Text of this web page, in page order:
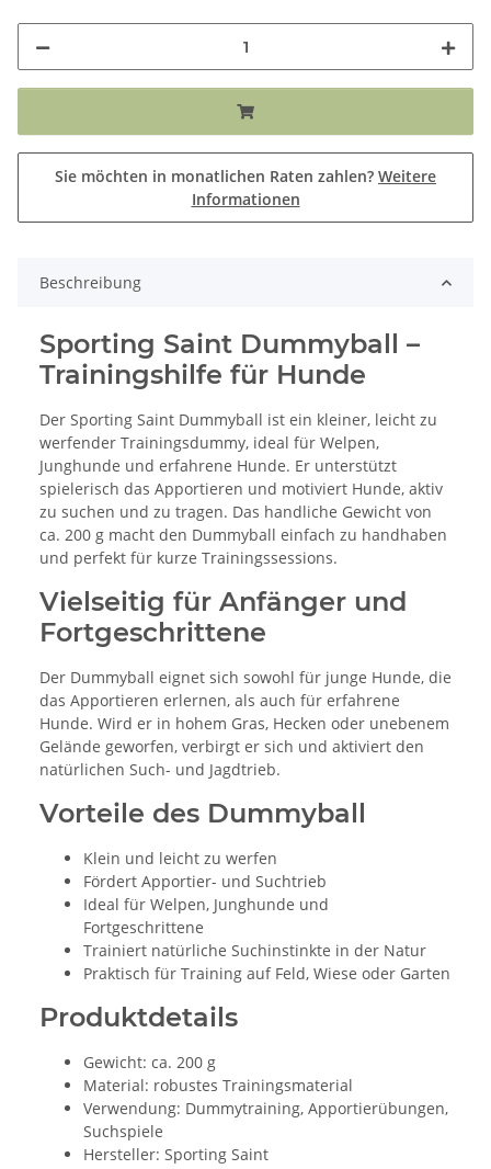
Sie möchten in monatlichen Raten zahlen? Weitere
Informationen
Beschreibung
Sporting Saint Dummyball –
Trainingshilfe für Hunde
Der Sporting Saint Dummyball ist ein kleiner, leicht zu
werfender Trainingsdummy, ideal für Welpen,
Junghunde und erfahrene Hunde. Er unterstützt
spielerisch das Apportieren und motiviert Hunde, aktiv
zu suchen und zu tragen. Das handliche Gewicht von
ca. 200 g macht den Dummyball einfach zu handhaben
und perfekt für kurze Trainingssessions.
Vielseitig für Anfänger und
Fortgeschrittene
Der Dummyball eignet sich sowohl für junge Hunde, die
das Apportieren erlernen, als auch für erfahrene
Hunde. Wird er in hohem Gras, Hecken oder unebenem
Gelände geworfen, verbirgt er sich und aktiviert den
natürlichen Such- und Jagdtrieb.
Vorteile des Dummyball
Klein und leicht zu werfen
Fördert Apportier- und Suchtrieb
Ideal für Welpen, Junghunde und
Fortgeschrittene
Trainiert natürliche Suchinstinkte in der Natur
Praktisch für Training auf Feld, Wiese oder Garten
Produktdetails
Gewicht: ca. 200 g
Material: robustes Trainingsmaterial
Verwendung: Dummytraining, Apportierübungen,
Suchspiele
Hersteller: Sporting Saint